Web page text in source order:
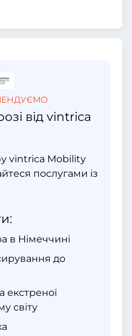
від vintrica
vintrica Mobility
послугами із
в Німеччині
до
екстреної
світу